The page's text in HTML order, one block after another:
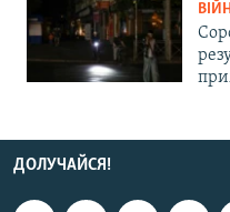
ДОЛУЧАЙСЯ!